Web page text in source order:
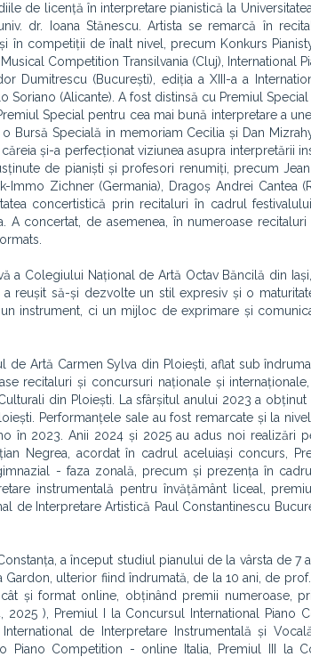
de licență în interpretare pianistică la
dr. Ioana Stănescu. Artista se remarcă în
în competiții de înalt nivel, precum Konkurs
Competition Transilvania (Cluj), International
Dumitrescu (București), ediția a XIII-a a
Soriano (Alicante). A fost distinsă cu Premiul
Special pentru cea mai bună interpretare a
Bursă Specială in memoriam Cecilia și Dan
și-a perfecționat viziunea asupra interpretării
de pianiști și profesori renumiți, precum
Immo Zichner (Germania), Dragoș Andrei Cantea
concertistică prin recitaluri în cadrul
concertat, de asemenea, în numeroase recitaluri
a Colegiului Național de Artă Octav Băncilă din
reușit să-și dezvolte un stil expresiv și o
instrument, ci un mijloc de exprimare și
de Artă Carmen Sylva din Ploiești, aflat sub
recitaluri și concursuri naționale și
din Ploiești. La sfârșitul anului 2023 a
Performanțele sale au fost remarcate și la
în 2023. Anii 2024 și 2025 au adus noi realizări
Negrea, acordat în cadrul aceluiași concurs,
- faza zonală, precum și prezența în
instrumentală pentru învățământ liceal,
de Interpretare Artistică Paul Constantinescu
a început studiul pianului de la vârsta de 7
Gardon, ulterior fiind îndrumată, de la 10 ani, de
și format online, obținând premii numeroase,
2025 ), Premiul I la Concursul International Piano
de Interpretare Instrumentală și
Piano Competition - online Italia, Premiul III la